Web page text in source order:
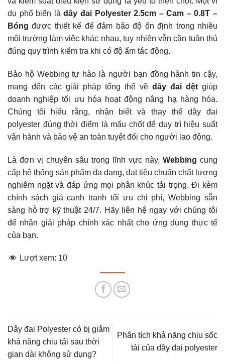
dụ phổ biến làdây đai Polyester 2.5cm – Cam – 0.8T –
Bóng được thiết kế để đảm bảo độ ổn định trong nhiều
môi trường làm việc khác nhau, tuy nhiên vẫn cần tuân thủ
đúng quy trình kiểm tra khi có độ ẩm tác động.
Bảo hộ Webbing tự hào là người bạn đồng hành tin cậy,
mang đến các giải pháp tổng thể về dây đai dệt giúp
doanh nghiệp tối ưu hóa hoạt động nâng hạ hàng hóa.
Chúng tôi hiểu rằng, nhận biết và thay thế dây đai
polyester đúng thời điểm là mấu chốt để duy trì hiệu suất
vận hành và bảo vệ an toàn tuyệt đối cho người lao động.
Là đơn vị chuyên sâu trong lĩnh vực này, Webbing cung
cấp hệ thống sản phẩm đa dạng, đạt tiêu chuẩn chất lượng
nghiêm ngặt và đáp ứng mọi phân khúc tải trọng. Đi kèm
chính sách giá cạnh tranh tối ưu chi phí, Webbing sẵn
sàng hỗ trợ kỹ thuật 24/7. Hãy liên hệ ngay với chúng tôi
để nhận giải pháp chính xác nhất cho ứng dụng thực tế
của bạn.
Lượt xem: 10
Dây đai Polyester có bị giảm
khả năng chịu tải sau thời
gian dài không sử dụng?
Phân tích khả năng chịu sốc
tải của dây đai polyester